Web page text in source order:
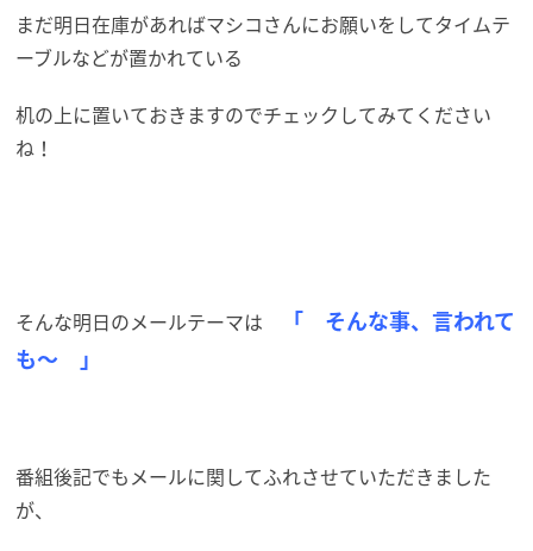
まだ明日在庫があればマシコさんにお願いをしてタイムテ
ーブルなどが置かれている
机の上に置いておきますのでチェックしてみてください
ね！
そんな明日のメールテーマは
「 そんな事、言われて
も～ 」
番組後記でもメールに関してふれさせていただきました
が、